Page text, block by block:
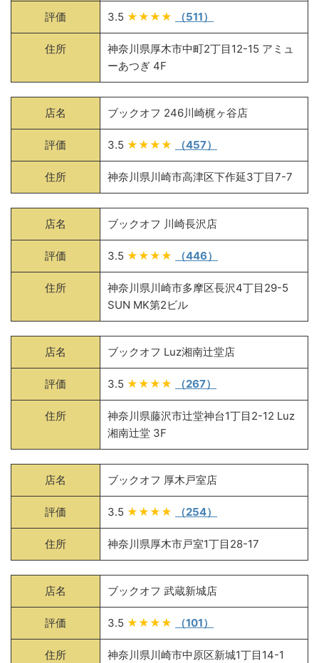
評価 3.5 ★★★★ （511）
住所
神奈川県厚木市中町2丁目12-15 アミュ
ーあつぎ 4F
店名 ブックオフ 246川崎梶ヶ谷店
評価 3.5 ★★★★ （457）
住所 神奈川県川崎市高津区下作延3丁目7-7
店名 ブックオフ 川崎長沢店
評価 3.5 ★★★★ （446）
住所
神奈川県川崎市多摩区長沢4丁目29-5
SUN MK第2ビル
店名 ブックオフ Luz湘南辻堂店
評価 3.5 ★★★★ （267）
住所
神奈川県藤沢市辻堂神台1丁目2-12 Luz
湘南辻堂 3F
店名 ブックオフ 厚木戸室店
評価 3.5 ★★★★ （254）
住所 神奈川県厚木市戸室1丁目28-17
店名 ブックオフ 武蔵新城店
評価 3.5 ★★★★ （101）
住所 神奈川県川崎市中原区新城1丁目14-1